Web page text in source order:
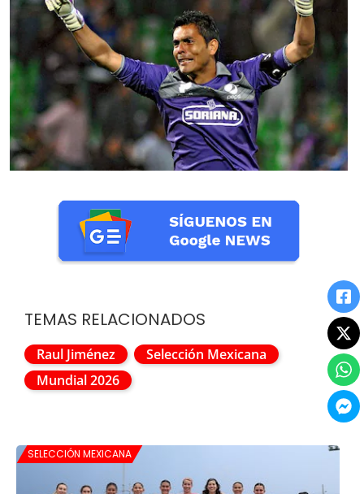
TEMAS RELACIONADOS
Raul Jiménez
Selección Mexicana
Mundial 2026
SELECCIÓN MEXICANA